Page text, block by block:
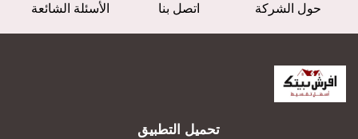
حول الشركة اتصل بنا الأسئلة الشائعة
تحميل التطبيق